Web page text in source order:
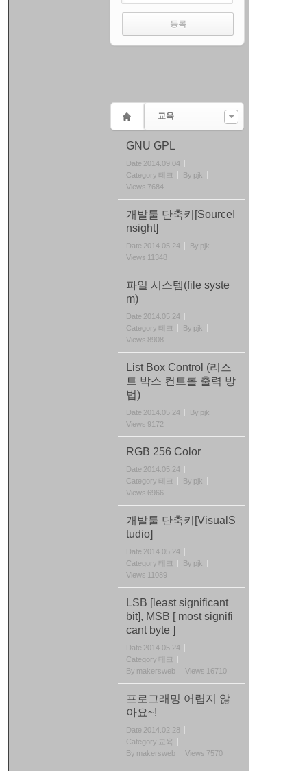
교육
GNU GPL
Date 2014.09.04
Category 테크 By pjk
Views 7684
개발툴 단축키[SourceI
nsight]
Date 2014.05.24 By pjk
Views 11348
파일 시스템(file syste
m)
Date 2014.05.24
Category 테크 By pjk
Views 8908
List Box Control (리스
트 박스 컨트롤 출력 방
법)
Date 2014.05.24 By pjk
Views 9172
RGB 256 Color
Date 2014.05.24
Category 테크 By pjk
Views 6966
개발툴 단축키[VisualS
tudio]
Date 2014.05.24
Category 테크 By pjk
Views 11089
LSB [least significant
bit], MSB [ most signifi
cant byte ]
Date 2014.05.24
Category 테크
By makersweb Views 16710
프로그래밍 어렵지 않
아요~!
Date 2014.02.28
Category 교육
By makersweb Views 7570